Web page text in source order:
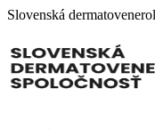
Slovenská